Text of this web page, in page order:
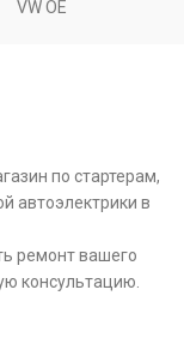
]
VW OE
по стартерам,
автоэлектрики в
ремонт вашего
консультацию.